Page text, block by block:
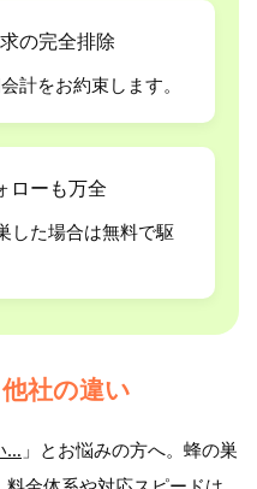
の完全排除
計をお約束します。
ローも万全
した場合は無料で駆
社の違い
… 」とお悩みの方へ。蜂の巣